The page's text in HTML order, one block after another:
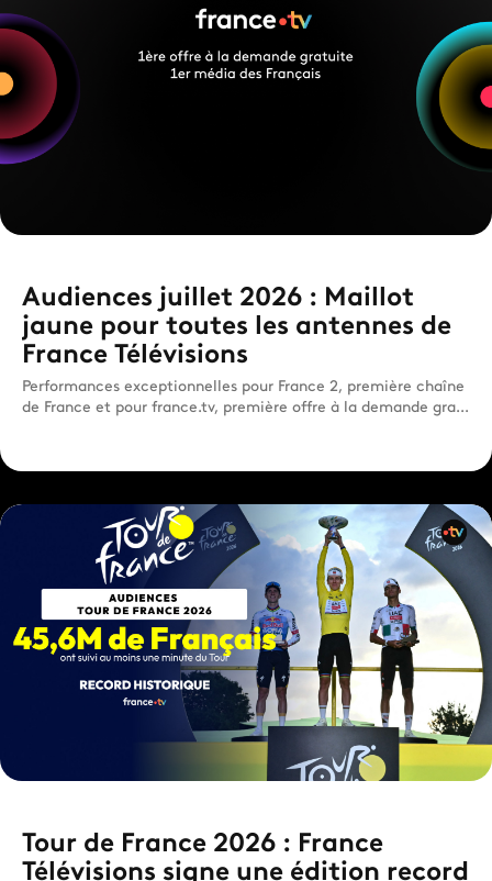
Audiences juillet 2026 : Maillot
jaune pour toutes les antennes de
France Télévisions
Performances exceptionnelles pour France 2, première chaîne
de France et pour france.tv, première offre à la demande gra...
Tour de France 2026 : France
Télévisions signe une édition record